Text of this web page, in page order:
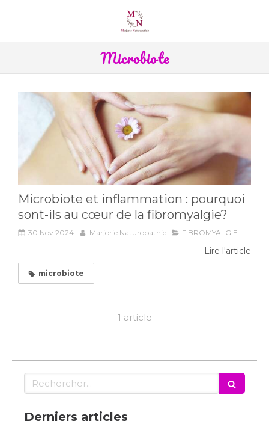
Microbiote
Microbiote et inflammation : pourquoi
sont-ils au cœur de la fibromyalgie?
30 Nov 2024 Marjorie Naturopathie FIBROMYALGIE
Lire l'article
microbiote
1 article
Rechercher
Derniers articles